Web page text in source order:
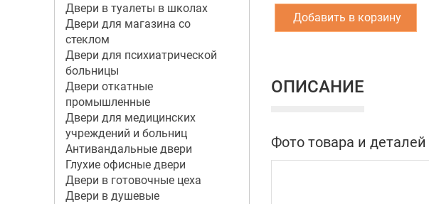
Двери в туалеты в школах
Двери для магазина со
стеклом
Двери для психиатрической
больницы
Двери откатные
промышленные
Двери для медицинских
учреждений и больниц
Антивандальные двери
Глухие офисные двери
Двери в готовочные цеха
Двери в душевые
Добавить в корзину
ОПИСАНИЕ
Фото товара и деталей